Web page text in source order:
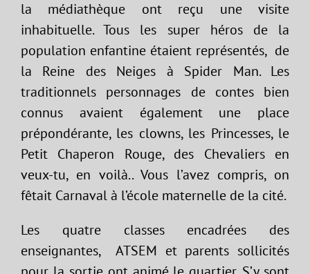
la médiathèque ont reçu une visite
inhabituelle. Tous les super héros de la
population enfantine étaient représentés, de
la Reine des Neiges à Spider Man. Les
traditionnels personnages de contes bien
connus avaient également une place
prépondérante, les clowns, les Princesses, le
Petit Chaperon Rouge, des Chevaliers en
veux-tu, en voilà.. Vous l’avez compris, on
fêtait Carnaval à l’école maternelle de la cité.
Les quatre classes encadrées des
enseignantes, ATSEM et parents sollicités